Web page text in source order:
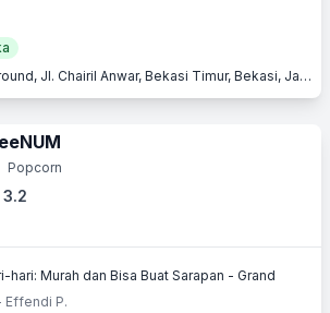
Blu Plaza, Lantai Ground, Jl. Chairil Anwar, Bekasi Timur, Bekasi, Jawa Barat
Popcorn
3.2
hari: Murah dan Bisa Buat Sarapan - Grand
Effendi P.